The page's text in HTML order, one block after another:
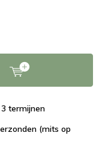
termijnen
(mits op